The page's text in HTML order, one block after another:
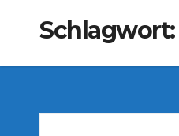
Schlagwort: